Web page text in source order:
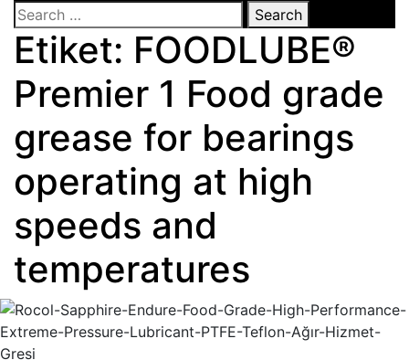
Close
Button
Search
Etiket: FOODLUBE®
Premier 1 Food grade
grease for bearings
operating at high
speeds and
temperatures